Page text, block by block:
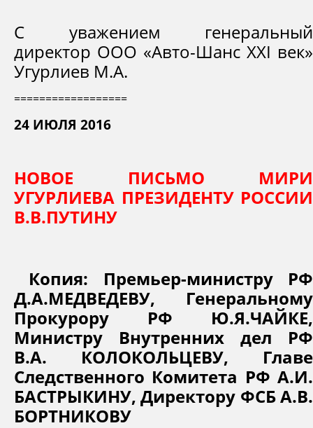
С уважением генеральный
директор ООО «Авто-Шанс XXI век»
Угурлиев М.А.
==================
24 ИЮЛЯ 2016
НОВОЕ ПИСЬМО МИРИ
УГУРЛИЕВА ПРЕЗИДЕНТУ РОССИИ
В.В.ПУТИНУ
Копия: Премьер-министру РФ
Д.А.МЕДВЕДЕВУ, Генеральному
Прокурору РФ Ю.Я.ЧАЙКЕ,
Министру Внутренних дел РФ
В.А. КОЛОКОЛЬЦЕВУ, Главе
Следственного Комитета РФ А.И.
БАСТРЫКИНУ, Директору ФСБ А.В.
БОРТНИКОВУ